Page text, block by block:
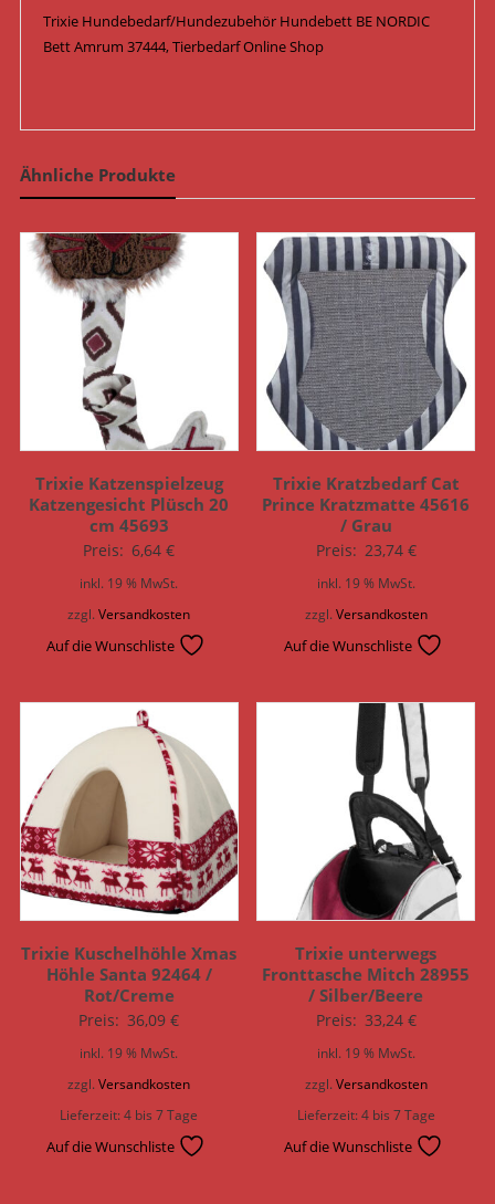
Trixie Hundebedarf/Hundezubehör Hundebett BE NORDIC
Bett Amrum 37444, Tierbedarf Online Shop
Ähnliche Produkte
Trixie Katzenspielzeug
Katzengesicht Plüsch 20
cm 45693
Preis: 6,64€
inkl. 19 % MwSt.
zzgl.Versandkosten
Auf die Wunschliste
Trixie Kratzbedarf Cat
Prince Kratzmatte 45616
/ Grau
Preis: 23,74 €
inkl. 19 % MwSt.
zzgl.Versandkosten
Auf die Wunschliste
Trixie Kuschelhöhle Xmas
Höhle Santa 92464 /
Rot/Creme
Preis: 36,09€
inkl. 19 % MwSt.
zzgl.Versandkosten
Lieferzeit:4 bis 7 Tage
Auf die Wunschliste
Trixie unterwegs
Fronttasche Mitch 28955
/ Silber/Beere
Preis: 33,24 €
inkl. 19 % MwSt.
zzgl. Versandkosten
Lieferzeit:4 bis 7 Tage
Auf die Wunschliste